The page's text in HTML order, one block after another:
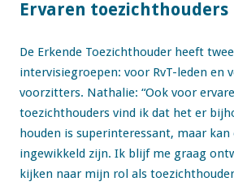
Ervaren toezichthouders
De Erkende Toezichthouder heeft
intervisiegroepen: voor RvT-leden en
voorzitters. Nathalie: “Ook voor
toezichthouders vind ik dat het er
houden is superinteressant, maar
ingewikkeld zijn. Ik blijf me graag
kijken naar mijn rol als